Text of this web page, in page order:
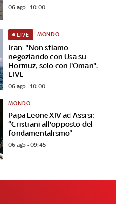
06 ago - 10:00
Iran: "Non stiamo
negoziando con Usa su
Hormuz, solo con l'Oman".
LIVE
LIVE MONDO
06 ago - 10:00
Papa Leone XIV ad Assisi:
”Cristiani all'opposto del
fondamentalismo”
MONDO
06 ago - 09:45